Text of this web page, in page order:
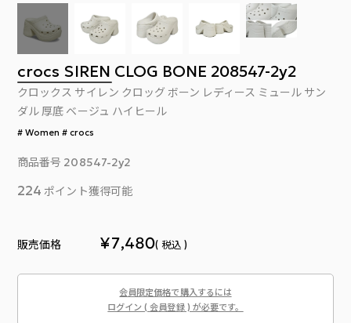
クロックス サイレン クロッグ ボーン レディース ミュール サン
ダル 厚底 ベージュ ハイヒール
crocs SIREN CLOG BONE 208547-2y2
Women crocs
商品番号 208547-2y2
224 ポイント獲得可能
販売価格 ¥7,480 税込
会員限定価格で購入するには
ログイン ( 会員登録 ) が必要です。